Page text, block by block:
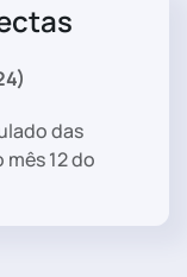
)
das
12 do